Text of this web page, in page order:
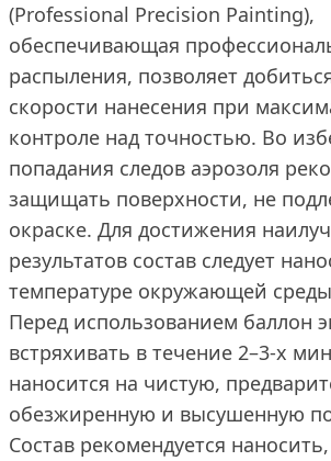
(Professional Precision Painting),
обеспечивающая
распыления, позволяет
скорости нанесения при
контроле над точностью. Во
попадания следов аэрозоля
защищать поверхности, не
окраске. Для достижения
результатов состав следует
температуре окружающей
Перед использованием баллон
встряхивать в течение 2–3-х
наносится на чистую,
обезжиренную и высушенную
Состав рекомендуется